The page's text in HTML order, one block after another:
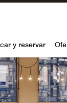
y reservar